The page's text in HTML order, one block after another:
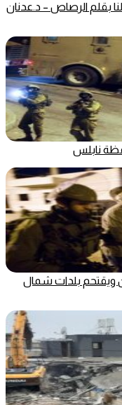
بقلم الرصاص – د.عدنان
ويقتحم بلدات شمال